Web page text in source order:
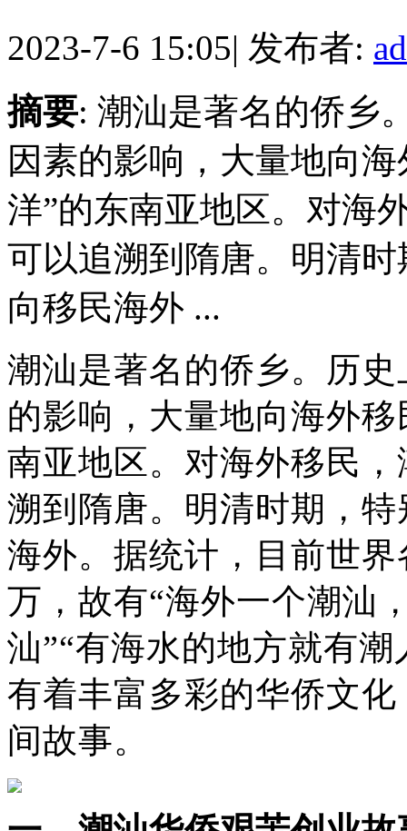
2023-7-6 15:05| 发布者:
摘要: 潮汕是著名的侨乡
因素的影响，大量地向
洋”的东南亚地区。对海
可以追溯到隋唐。明清
向移民海外 ...
潮汕是著名的侨乡。历
的影响，大量地向海外
南亚地区。对海外移民
溯到隋唐。明清时期，
海外。据统计，目前世
万，故有“海外一个潮汕
汕”“有海水的地方就有
有着丰富多彩的华侨文
间故事。